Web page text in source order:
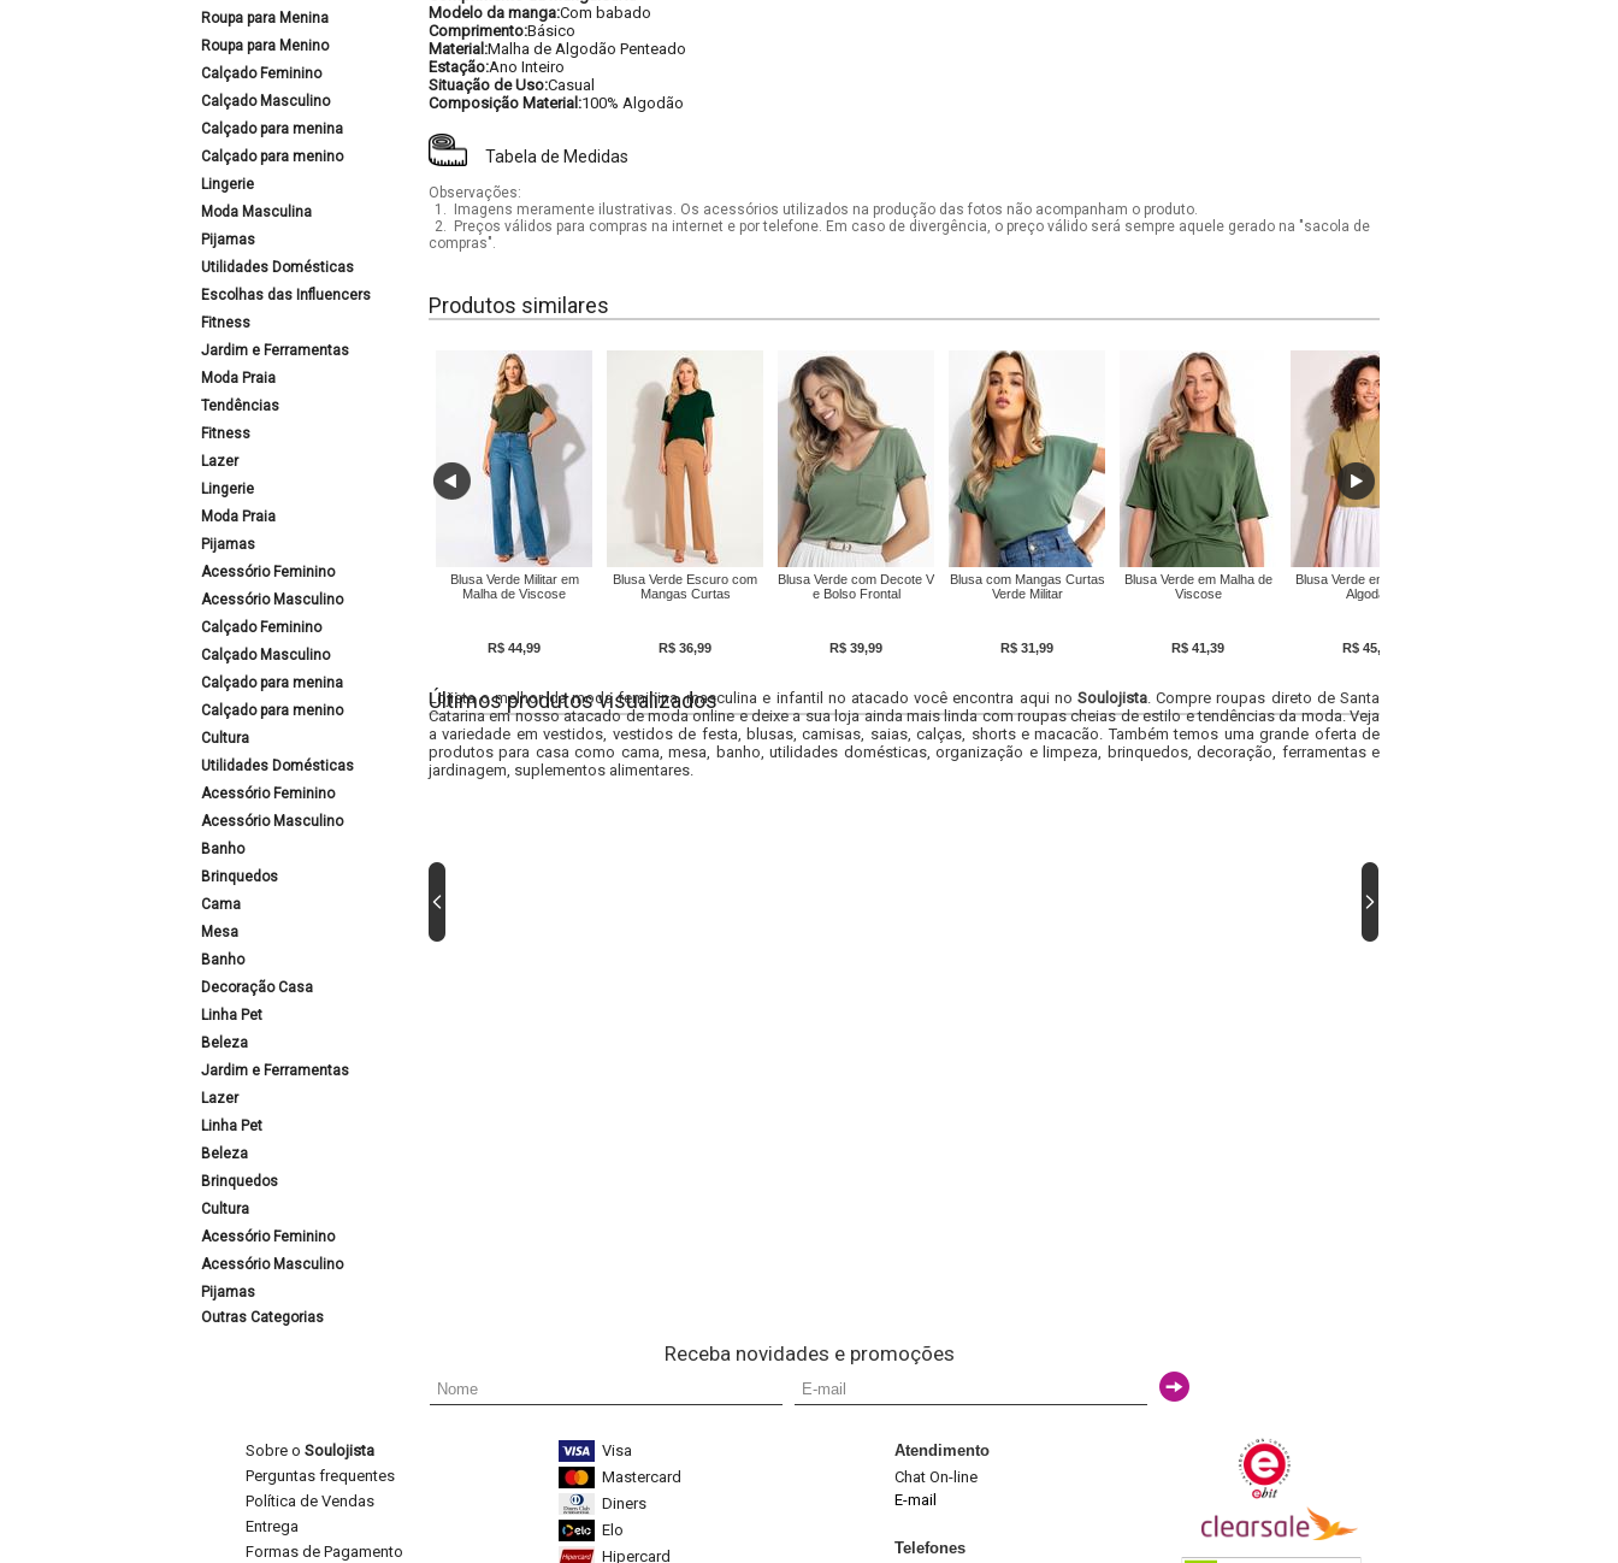
Roupa para Menina
Roupa para Menino
Calçado Feminino
Calçado Masculino
Calçado para menina
Calçado para menino
Lingerie
Moda Masculina
Pijamas
Utilidades Domésticas
Escolhas das Influencers
Fitness
Jardim e Ferramentas
Moda Praia
Tendências
Fitness
Lazer
Lingerie
Moda Praia
Pijamas
Acessório Feminino
Acessório Masculino
Calçado Feminino
Calçado Masculino
Calçado para menina
Calçado para menino
Cultura
Utilidades Domésticas
Acessório Feminino
Acessório Masculino
Banho
Brinquedos
Cama
Mesa
Banho
Decoração Casa
Linha Pet
Beleza
Jardim e Ferramentas
Lazer
Linha Pet
Beleza
Brinquedos
Cultura
Acessório Feminino
Acessório Masculino
Pijamas
Outras Categorias
Modelo da manga:Com babado
Comprimento:Básico
Material:Malha de Algodão Penteado
Estação:Ano Inteiro
Situação de Uso:Casual
Composição Material:100% Algodão
Tabela de Medidas
Observações:
1.
Imagens meramente ilustrativas. Os acessórios utilizados na produção das fotos não acompanham o produto.
2.
Preços válidos para compras na internet e por telefone. Em caso de divergência, o preço válido será sempre aquele gerado na "sacola de
compras".
Produtos similares
Blusa Verde Militar em
Malha de Viscose
R$ 44,99
Blusa Verde Escuro com
Mangas Curtas
R$ 36,99
Blusa Verde com Decote V
e Bolso Frontal
R$ 39,99
Blusa com Mangas Curtas
Verde Militar
R$ 31,99
Blusa Verde em Malha de
Viscose
R$ 41,39
Blusa Verde em Malha de
Algodão
R$ 45,99
Últimos produtos visualizados
Lojista o melhor da moda feminina, masculina e infantil no atacado você encontra aqui no Soulojista. Compre roupas direto de Santa
Catarina em nosso atacado de moda online e deixe a sua loja ainda mais linda com roupas cheias de estilo e tendências da moda. Veja
a variedade em vestidos, vestidos de festa, blusas, camisas, saias, calças, shorts e macacão. Também temos uma grande oferta de
produtos para casa como cama, mesa, banho, utilidades domésticas, organização e limpeza, brinquedos, decoração, ferramentas e
jardinagem, suplementos alimentares.
Receba novidades e promoções
Sobre o Soulojista
Perguntas frequentes
Política de Vendas
Entrega
Formas de Pagamento
Visa
Mastercard
Diners
Elo
Hipercard
Atendimento
Chat On-line
E-mail
Telefones